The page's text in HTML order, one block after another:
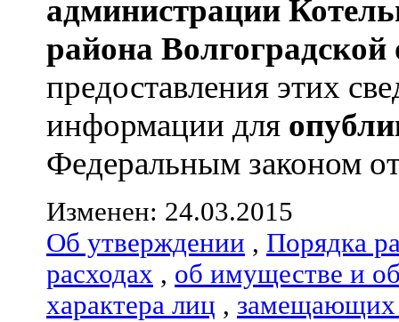
администрации
района Волгоградской
предоставления этих
информации для
Федеральным законом
Изменен: 24.03.2015
Об утверждении , Порядка
расходах , об имуществе и
характера лиц , замещающих